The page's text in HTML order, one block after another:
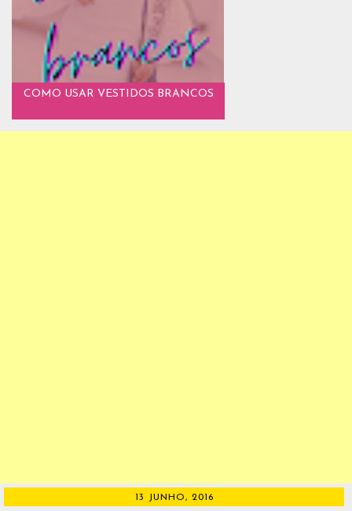
COMO USAR VESTIDOS BRANCOS
13 JUNHO, 2016